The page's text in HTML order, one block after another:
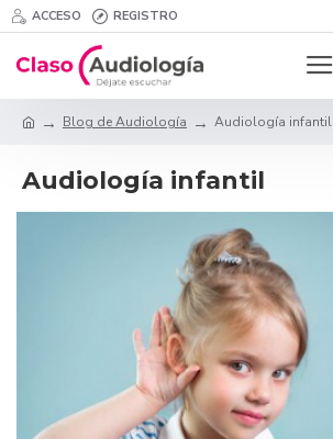
ACCESO REGISTRO
Blog de Audiología Audiología infantil
Audiología infantil